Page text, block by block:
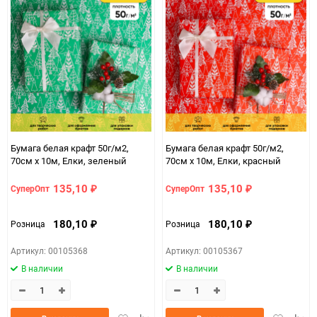
Бумага белая крафт 50г/м2,
70см x 10м, Елки, зеленый
СуперОпт 135,10 ₽
Розница 180,10 ₽
Артикул: 00105368
В наличии
Бумага белая крафт 50г/м2,
70см x 10м, Елки, красный
СуперОпт 135,10 ₽
Розница 180,10 ₽
Артикул: 00105367
В наличии